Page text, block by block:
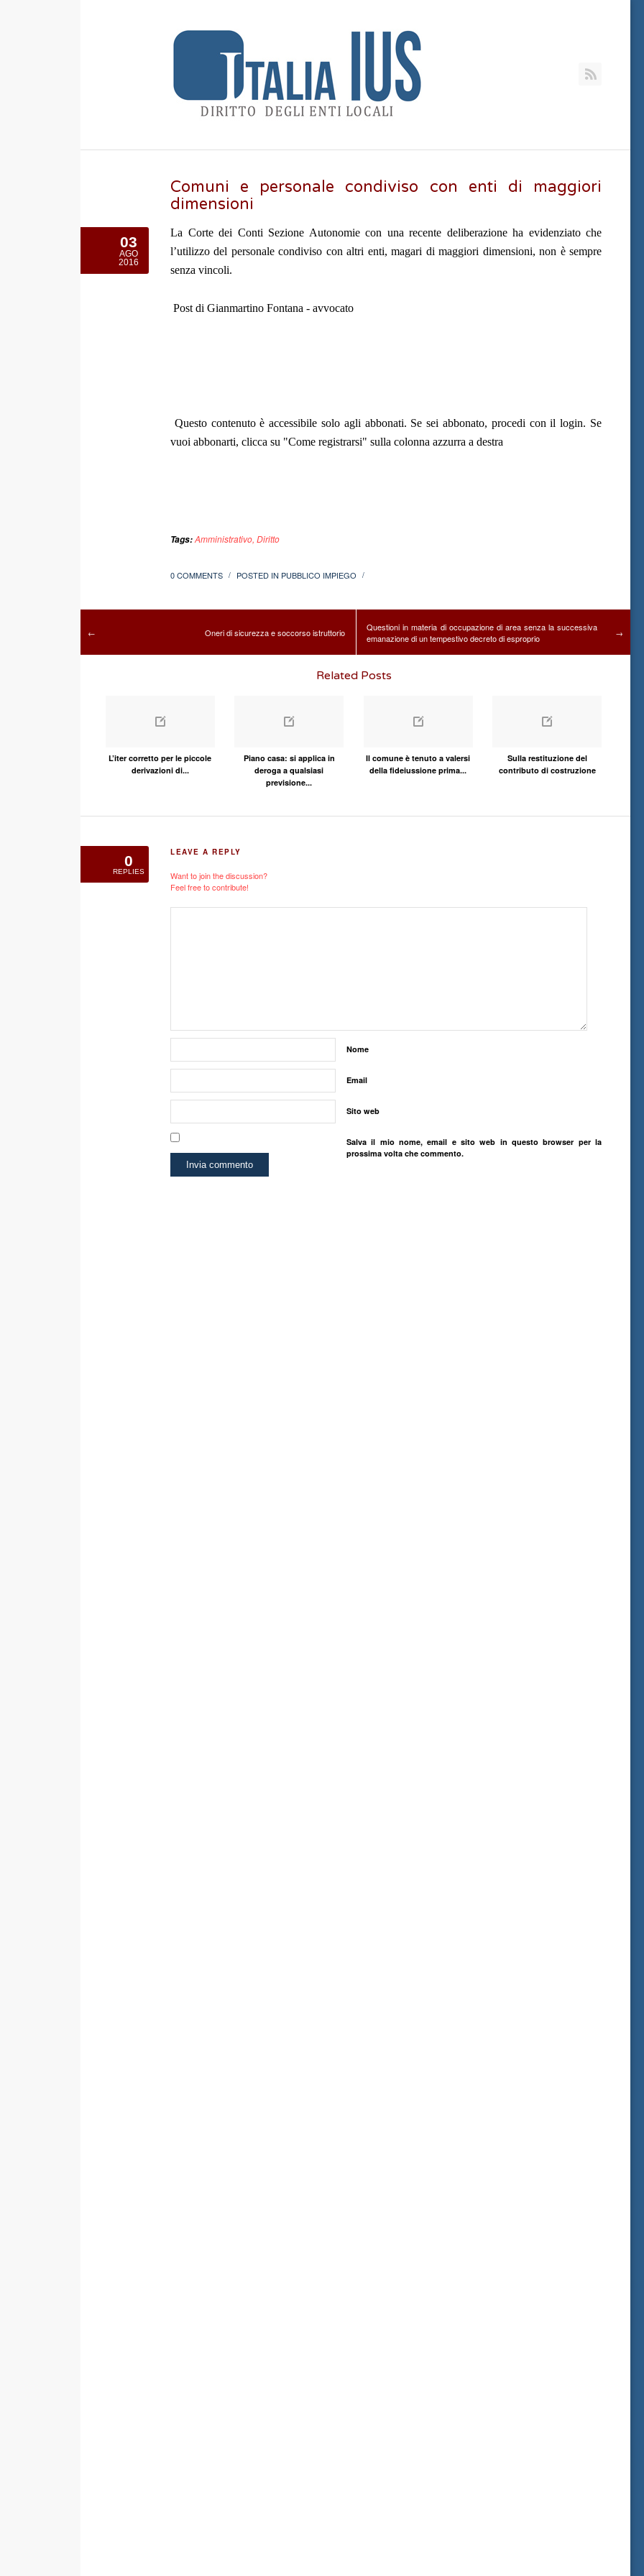
Comuni e personale condiviso con enti di maggiori
dimensioni
03
AGO
2016
La Corte dei Conti Sezione Autonomie con una recente deliberazione ha evidenziato che
l’utilizzo del personale condiviso con altri enti, magari di maggiori dimensioni, non è sempre
senza vincoli.
Post di Gianmartino Fontana - avvocato
Questo contenuto è accessibile solo agli abbonati. Se sei abbonato, procedi con il login. Se
vuoi abbonarti, clicca su "Come registrarsi" sulla colonna azzurra a destra
Tags:Amministrativo, Diritto
0 COMMENTS / POSTED IN PUBBLICO IMPIEGO /
← Oneri di sicurezza e soccorso istruttorio
Questioni in materia di occupazione di area senza la successiva
emanazione di un tempestivo decreto di esproprio
→
Related Posts
L’iter corretto per le piccole
derivazioni di...
Piano casa: si applica in
deroga a qualsiasi
previsione...
Il comune è tenuto a valersi
della fideiussione prima...
Sulla restituzione del
contributo di costruzione
0
REPLIES
LEAVE A REPLY
Want to join the discussion?
Feel free to contribute!
Nome
Email
Sito web
Salva il mio nome, email e sito web in questo browser per la
prossima volta che commento.